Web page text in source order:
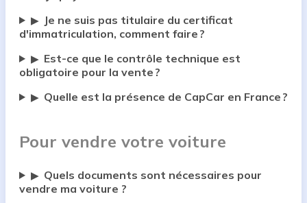
▶
Je ne suis pas titulaire du certificat
d'immatriculation, comment faire ?
▶ Est-ce que le contrôle technique est
obligatoire pour la vente ?
▶ Quelle est la présence de CapCar en France ?
Pour vendre votre voiture
▶ Quels documents sont nécessaires pour
vendre ma voiture ?